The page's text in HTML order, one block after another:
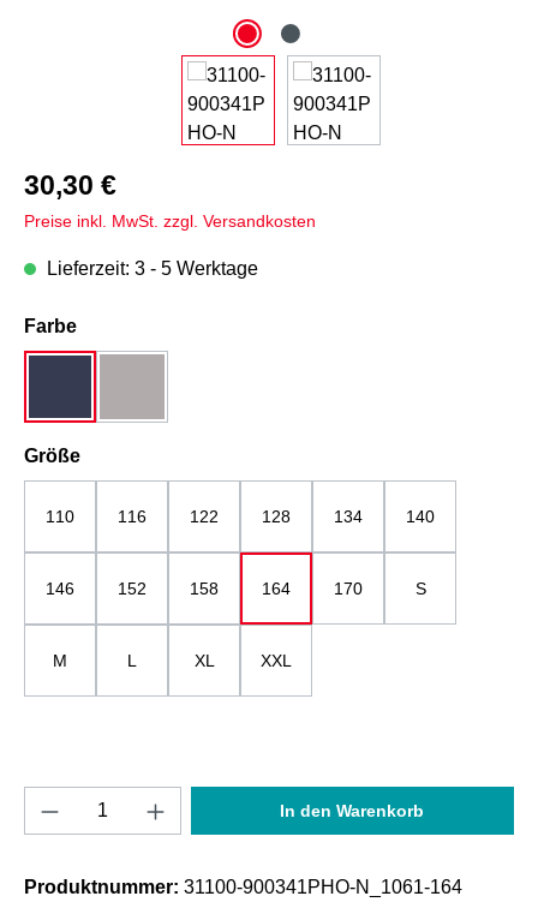
30,30 €
Preise inkl. MwSt. zzgl. Versandkosten
Lieferzeit: 3 - 5 Werktage
Farbeauswählen
Größeauswählen
110 116 122 128 134 140
146 152 158 164 170 S
M L XL XXL
Produkt Anzahl: Gib den gewünschten
In den Warenkorb
Produktnummer: 31100-900341PHO-N_1061-164